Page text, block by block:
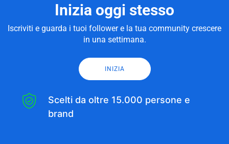
Inizia oggi stesso
Iscriviti e guarda i tuoi follower e la tua community crescere
in una settimana.
INIZIA
Scelti da oltre 15.000 persone e
brand